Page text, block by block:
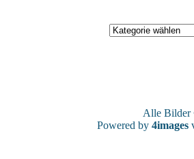
Alle
Powered by 4images